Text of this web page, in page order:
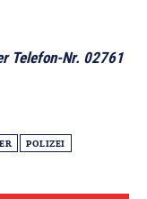
Telefon-Nr. 02761
POLIZEI